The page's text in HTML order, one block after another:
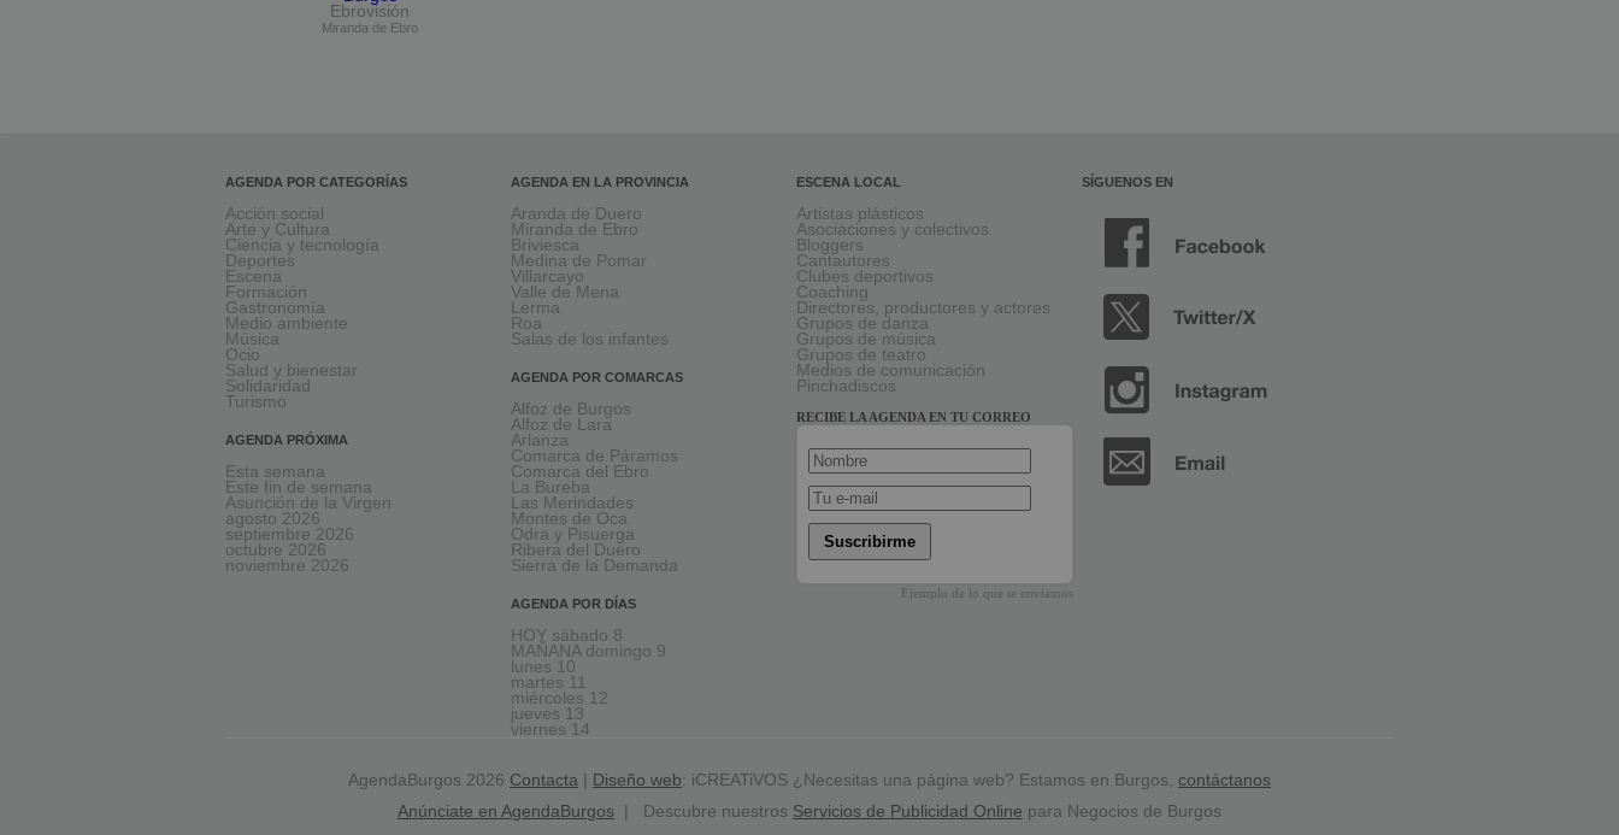
Ebrovisión
Miranda de Ebro
AGENDA POR CATEGORÍAS
Acción social
Arte y Cultura
Ciencia y tecnología
Deportes
Escena
Formación
Gastronomía
Medio ambiente
Música
Ocio
Salud y bienestar
Solidaridad
Turismo
AGENDA PRÓXIMA
Esta semana
Este fin de semana
Asunción de la Virgen
agosto 2026
septiembre 2026
octubre 2026
noviembre 2026
AGENDA EN LA PROVINCIA
Aranda de Duero
Miranda de Ebro
Briviesca
Medina de Pomar
Villarcayo
Valle de Mena
Lerma
Roa
Salas de los infantes
AGENDA POR COMARCAS
Alfoz de Burgos
Alfoz de Lara
Arlanza
Comarca de Páramos
Comarca del Ebro
La Bureba
Las Merindades
Montes de Oca
Odra y Pisuerga
Ribera del Duero
Sierra de la Demanda
AGENDA POR DÍAS
HOY sábado 8
MAÑANA domingo 9
lunes 10
martes 11
miércoles 12
jueves 13
viernes 14
ESCENA LOCAL
Artistas plásticos
Asociaciones y colectivos
Bloggers
Cantautores
Clubes deportivos
Coaching
Directores, productores y actores
Grupos de danza
Grupos de música
Grupos de teatro
Medios de comunicación
Pinchadiscos
RECIBE LA AGENDA EN TU CORREO
Suscribirme
Ejemplo de lo que te enviamos
SÍGUENOS EN
AgendaBurgos 2026 Contacta Diseño web: iCREATiVOS ¿Necesitas una página web? Estamos en Burgos, contáctanos
Anúnciate en AgendaBurgos | Descubre nuestros Servicios de Publicidad Online para Negocios de Burgos